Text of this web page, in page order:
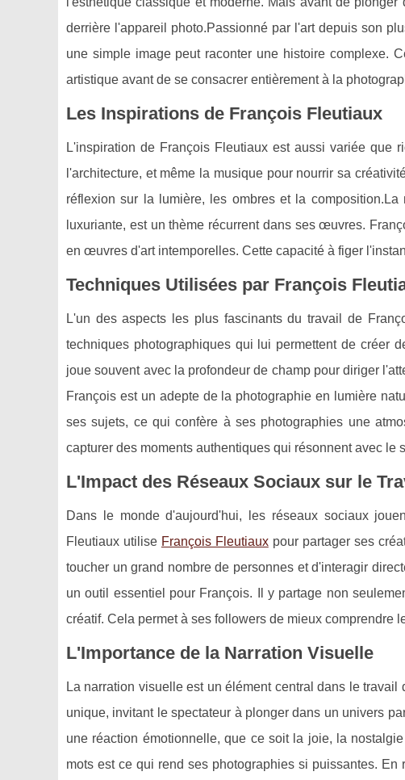
derrière l'appareil photo.Passionné par l'art depuis son
une simple image peut raconter une histoire complexe.
artistique avant de se consacrer entièrement à la
Les Inspirations de François Fleutiaux
L'inspiration de François Fleutiaux est aussi variée que
l'architecture, et même la musique pour nourrir sa
réflexion sur la lumière, les ombres et la
luxuriante, est un thème récurrent dans ses œuvres.
en œuvres d'art intemporelles. Cette capacité à figer
Techniques Utilisées par François
L'un des aspects les plus fascinants du travail de
techniques photographiques qui lui permettent de créer
joue souvent avec la profondeur de champ pour diriger
François est un adepte de la photographie en lumière
ses sujets, ce qui confère à ses photographies une
capturer des moments authentiques qui résonnent avec le
L'Impact des Réseaux Sociaux sur le
Dans le monde d'aujourd'hui, les réseaux sociaux
Fleutiaux utilise François Fleutiauxpour partager ses
toucher un grand nombre de personnes et d'interagir
un outil essentiel pour François. Il y partage non
créatif. Cela permet à ses followers de mieux comprendre
L'Importance de la Narration Visuelle
La narration visuelle est un élément central dans le
unique, invitant le spectateur à plonger dans un univers
une réaction émotionnelle, que ce soit la joie, la
mots est ce qui rend ses photographies si puissantes.